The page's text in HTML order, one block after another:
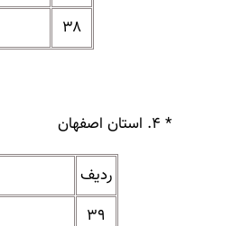
۳۸
* ۴. استان اصفهان
ردیف
۳۹